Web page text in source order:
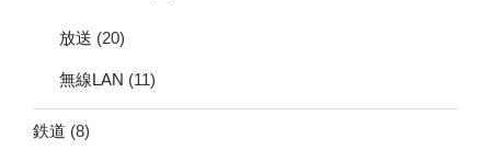
放送 (20)
無線LAN (11)
鉄道 (8)